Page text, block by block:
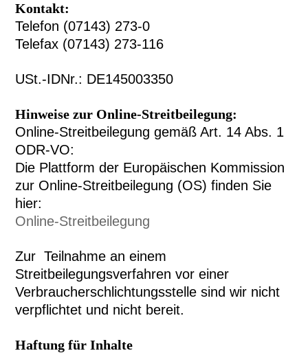
Kontakt:
Telefon (07143) 273-0
Telefax (07143) 273-116
USt.-IDNr.: DE145003350
Hinweise zur Online-Streitbeilegung:
Online-Streitbeilegung gemäß Art. 14 Abs. 1
ODR-VO:
Die Plattform der Europäischen Kommission
zur Online-Streitbeilegung (OS) finden Sie
hier:
Online-Streitbeilegung
Zur Teilnahme an einem
Streitbeilegungsverfahren vor einer
Verbraucherschlichtungsstelle sind wir nicht
verpflichtet und nicht bereit.
Haftung für Inhalte